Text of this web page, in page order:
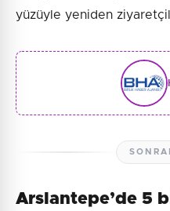
yüzüyle yeniden
Arslantepe’de 5